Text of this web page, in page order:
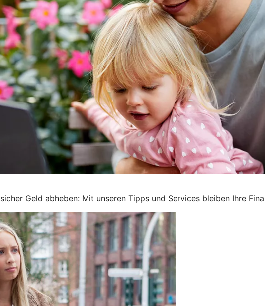
Geld abheben: Mit unseren Tipps und Services bleiben Ihre